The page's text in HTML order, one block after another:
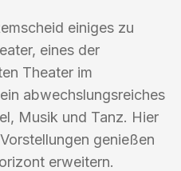
einiges zu
eines der
Theater im
abwechslungsreiches
Musik und Tanz. Hier
genießen
erweitern.